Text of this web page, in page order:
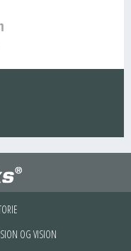
OG VISION